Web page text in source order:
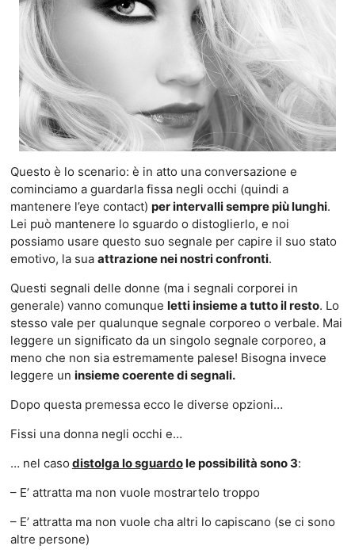
Questo è lo scenario: è in atto una conversazione e
cominciamo a guardarla fissa negli occhi (quindi a
mantenere l’eye contact) per intervalli sempre più lunghi.
Lei può mantenere lo sguardo o distoglierlo, e noi
possiamo usare questo suo segnale per capire il suo stato
emotivo, la sua attrazione nei nostri confronti.
Questi segnali delle donne (ma i segnali corporei in
generale) vanno comunque letti insieme a tutto il resto. Lo
stesso vale per qualunque segnale corporeo o verbale. Mai
leggere un significato da un singolo segnale corporeo, a
meno che non sia estremamente palese! Bisogna invece
leggere un insieme coerente di segnali.
Dopo questa premessa ecco le diverse opzioni…
Fissi una donna negli occhi e…
… nel caso distolga lo sguardole possibilità sono 3:
– E’ attratta ma non vuole mostrartelo troppo
– E’ attratta ma non vuole cha altri lo capiscano (se ci sono
altre persone)